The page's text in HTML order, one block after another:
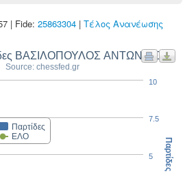
| Fide: 25863304 | Τέλος Ανανέωσης
ΒΑΣΙΛΟΠΟΥΛΟΣ ΑΝΤΩΝΙΟΣ
Source: chessfed.gr
Παρτίδες
ΕΛΟ
5
7.5
10
Παρτίδες